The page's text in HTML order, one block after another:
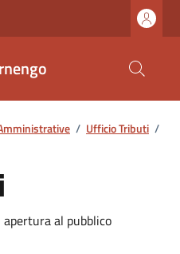
/ Ufficio Tributi /
al pubblico